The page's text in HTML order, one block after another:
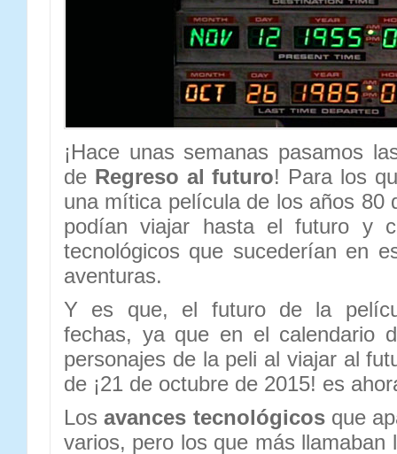
¡Hace unas semanas pasamos
de Regreso al futuro! Para los
una mítica película de los años 80
podían viajar hasta el futuro y
tecnológicos que sucederían en
aventuras.
Y es que, el futuro de la
fechas, ya que en el calendario
personajes de la peli al viajar al
de ¡21 de octubre de 2015! es
Losavances tecnológicosque
varios, pero los que más llamaban